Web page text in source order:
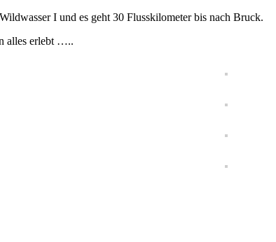
I und es geht 30 Flusskilometer bis nach Bruck.
alles erlebt …..